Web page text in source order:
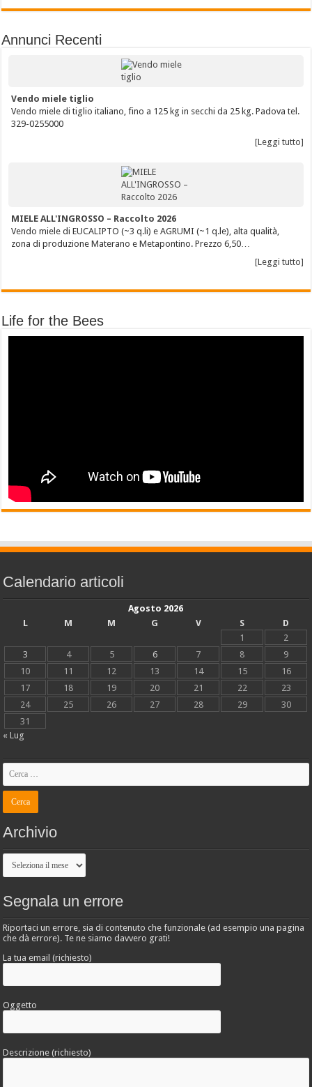
Annunci Recenti
Vendo miele tiglio
Vendo miele di tiglio italiano, fino a 125 kg in secchi da 25 kg. Padova tel.
329-0255000
[Leggi tutto]
MIELE ALL'INGROSSO – Raccolto 2026
Vendo miele di EUCALIPTO (~3 q.li) e AGRUMI (~1 q.le), alta qualità,
zona di produzione Materano e Metapontino. Prezzo 6,50…
[Leggi tutto]
Life for the Bees
Calendario articoli
Agosto 2026
L
M M G V S
D
1
2
3
4 5 6 7 8
9
10
11 12 13 14 15
16
17
18 19 20 21 22
23
24
25 26 27 28 29
30
31
« Lug
Archivio
Archivio
Segnala un errore
Riportaci un errore, sia di contenuto che funzionale (ad esempio una pagina
che dà errore). Te ne siamo davvero grati!
La tua email (richiesto)
Oggetto
Descrizione (richiesto)